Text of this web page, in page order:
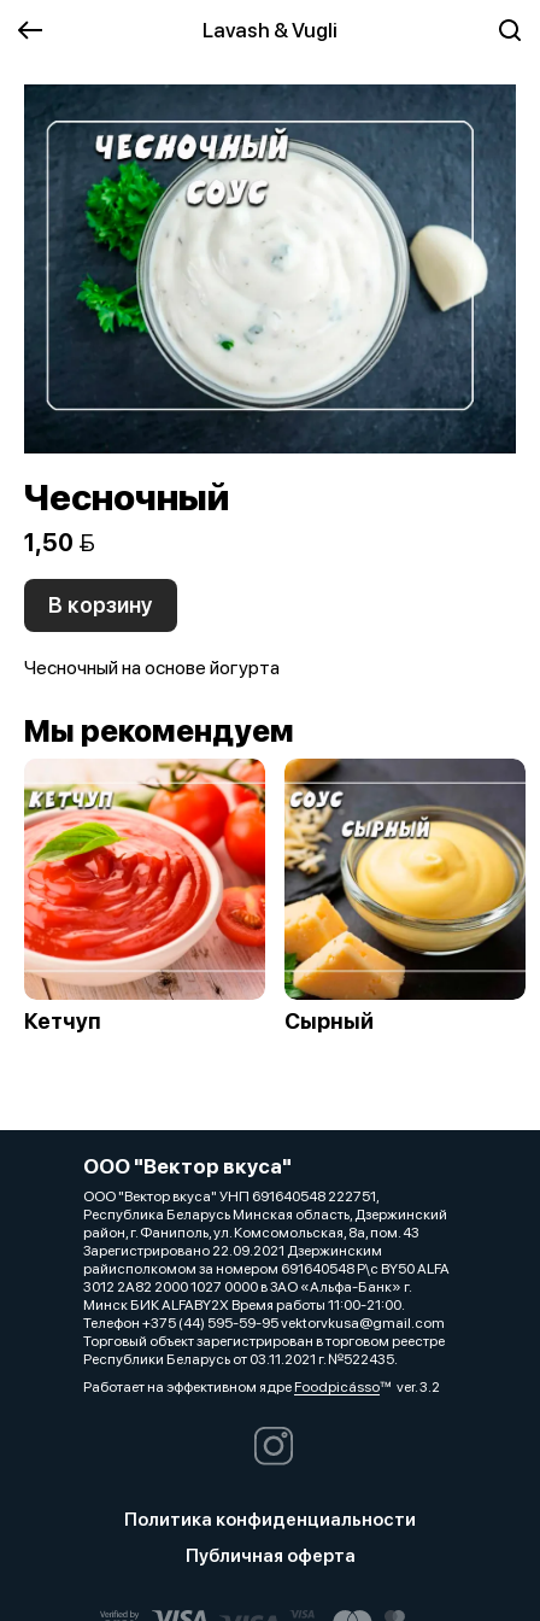
Lavash & Vugli
Чесночный
1,50 
В корзину
Чесночный на основе йогурта
Мы рекомендуем
Кетчуп Сырный
ООО "Вектор вкуса"
ООО "Вектор вкуса" УНП 691640548 222751,
Республика Беларусь Минская область, Дзержинский
район, г. Фаниполь, ул. Комсомольская, 8а, пом. 43
Зарегистрировано 22.09.2021 Дзержинским
райисполкомом за номером 691640548 Р\с BY50 ALFA
3012 2A82 2000 1027 0000 в ЗАО «Альфа-Банк» г.
Минск БИК ALFABY2X Время работы 11:00-21:00.
Телефон +375 (44) 595-59-95 vektorvkusa@gmail.com
Торговый объект зарегистрирован в торговом реестре
Республики Беларусь от 03.11.2021 г. №522435.
Работает на эффективном ядреFoodpicássover. 3.2
Политика конфиденциальности
Публичная оферта